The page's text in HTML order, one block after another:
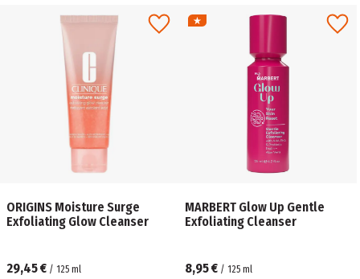
ORIGINS Moisture Surge
Exfoliating Glow Cleanser
29,45 € / 125 ml
MARBERT Glow Up Gentle
Exfoliating Cleanser
8,95 € / 125 ml